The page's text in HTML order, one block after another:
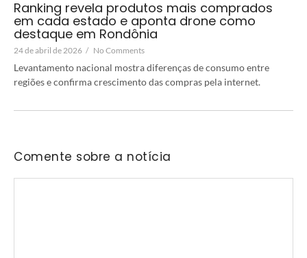
Ranking revela produtos mais comprados
em cada estado e aponta drone como
destaque em Rondônia
24 de abril de 2026 / No Comments
Levantamento nacional mostra diferenças de consumo entre
regiões e confirma crescimento das compras pela internet.
Comente sobre a notícia